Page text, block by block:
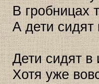
В гробницах
А дети сидят
Дети сидят в
Хотя уже